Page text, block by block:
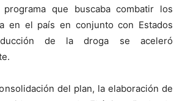
programa que buscaba combatir los
en el país en conjunto con Estados
de la droga se aceleró
del plan, la elaboración de